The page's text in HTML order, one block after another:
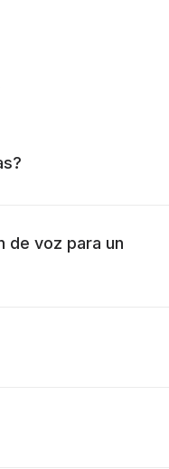
de voz para un